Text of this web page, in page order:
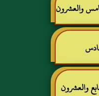
والعشرون
والعشرون